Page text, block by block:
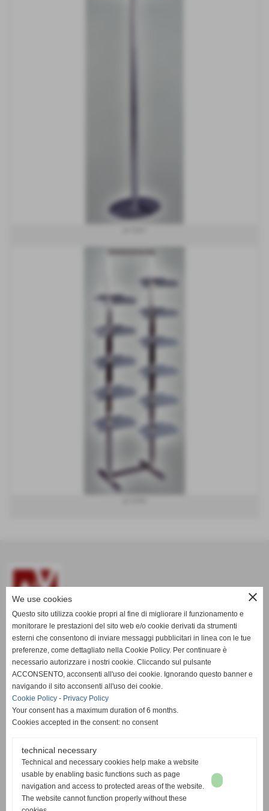
www.aevitaliadisplay.com
A&V ITALIA S.R.L. - P.Iva 01635080508
Via Orosei, 68, 56021 Visignano di Cascina (PI) ITALIA
Registered in the Register of Companies of Pisa N.142653
Tel. 050 775347 - Fax. 050 777538
close
We use cookies
Questo sito utilizza cookie propri al fine di migliorare il funzionamento e
monitorare le prestazioni del sito web e/o cookie derivati da strumenti
esterni che consentono di inviare messaggi pubblicitari in linea con le tue
preferenze, come dettagliato nella Cookie Policy. Per continuare è
necessario autorizzare i nostri cookie. Cliccando sul pulsante
ACCONSENTO, acconsenti all'uso dei cookie. Ignorando questo banner e
navigando il sito acconsenti all'uso dei cookie.
Cookie Policy - Privacy Policy
Your consent has a maximum duration of 6 months.
Cookies accepted in the consent: no consent
technical necessary
Technical and necessary cookies help make a website
usable by enabling basic functions such as page
navigation and access to protected areas of the website.
The website cannot function properly without these